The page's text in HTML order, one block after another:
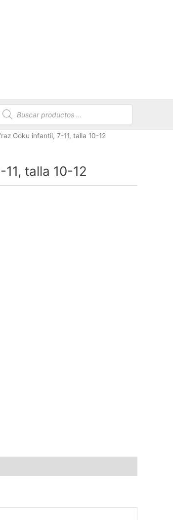
de
Goku infantil, 7-11, talla 10-12
talla 10-12